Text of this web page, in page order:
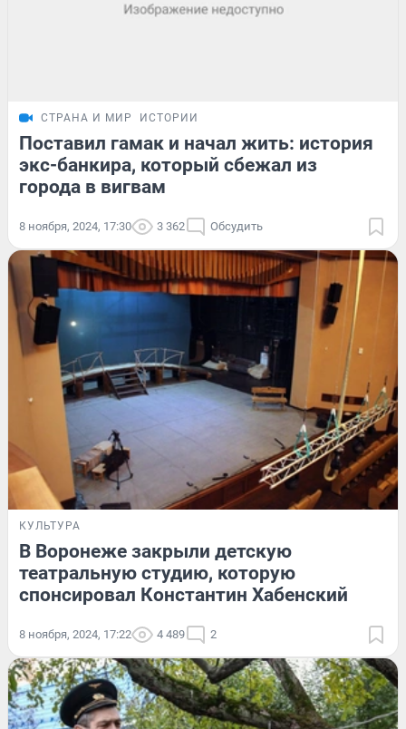
СТРАНА И МИР ИСТОРИИ
Поставил гамак и начал жить: история
экс-банкира, который сбежал из
города в вигвам
8 ноября, 2024, 17:30 3 362 Обсудить
КУЛЬТУРА
В Воронеже закрыли детскую
театральную студию, которую
спонсировал Константин Хабенский
8 ноября, 2024, 17:22 4 489 2